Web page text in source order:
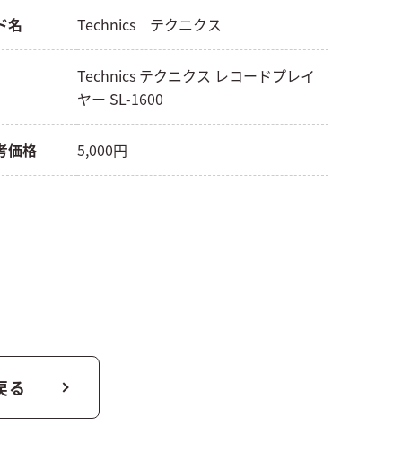
名 Technics テクニクス
Technics テクニクス レコードプレイ
ヤー SL-1600
価格 5,000円
る